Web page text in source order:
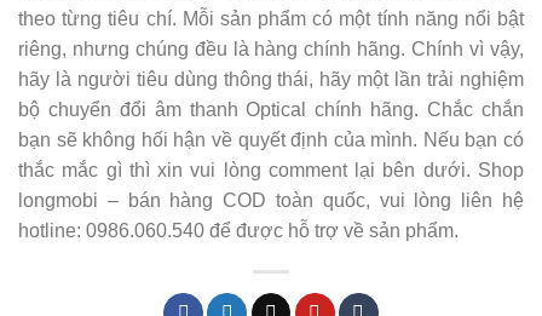
theo từng tiêu chí. Mỗi sản phẩm có một tính năng nổi bật
riêng, nhưng chúng đều là hàng chính hãng. Chính vì vậy,
hãy là người tiêu dùng thông thái, hãy một lần trải nghiệm
bộ chuyển đổi âm thanh Optical chính hãng. Chắc chắn
bạn sẽ không hối hận về quyết định của mình. Nếu bạn có
thắc mắc gì thì xin vui lòng comment lại bên dưới. Shop
longmobi – bán hàng COD toàn quốc, vui lòng liên hệ
hotline: 0986.060.540 để được hỗ trợ về sản phẩm.